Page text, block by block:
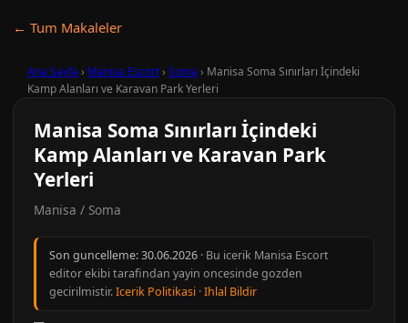
← Tum Makaleler
Ana Sayfa › Manisa Escort› Soma › Manisa Soma Sınırları İçindeki
Kamp Alanları ve Karavan Park Yerleri
Manisa Soma Sınırları İçindeki
Kamp Alanları ve Karavan Park
Yerleri
Manisa / Soma
Son guncelleme:30.06.2026 · Bu icerik Manisa Escort
editor ekibi tarafindan yayin oncesinde gozden
gecirilmistir.Icerik Politikasi ·Ihlal Bildir